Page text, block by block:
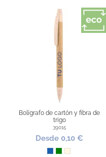
Bolígrafo de cartón y fibra de
trigo
39015
Desde 0,10 €
AzulVerdeNatural